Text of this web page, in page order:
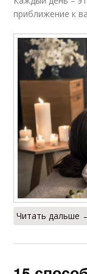
приближение к
Читать дальше